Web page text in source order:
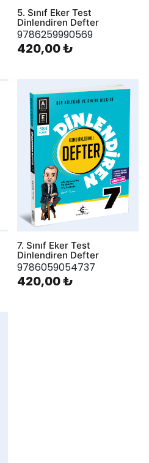
5. Sınıf Eker Test
Dinlendiren Defter
9786259990569
420,00 ₺
7. Sınıf Eker Test
Dinlendiren Defter
9786059054737
420,00 ₺